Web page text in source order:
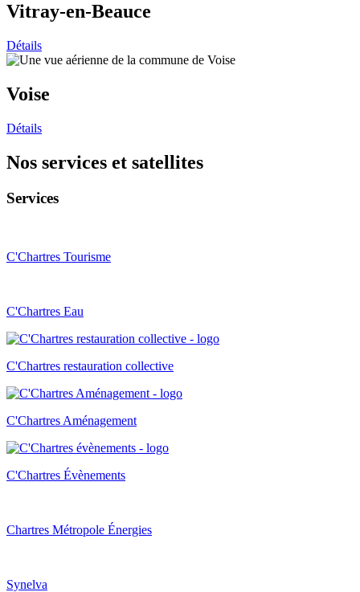
Vitray-en-Beauce
Détails
Voise
Détails
Nos services et satellites
Services
C'Chartres Tourisme
C'Chartres Eau
C'Chartres restauration collective
C'Chartres Aménagement
C'Chartres Évènements
Chartres Métropole Énergies
Synelva